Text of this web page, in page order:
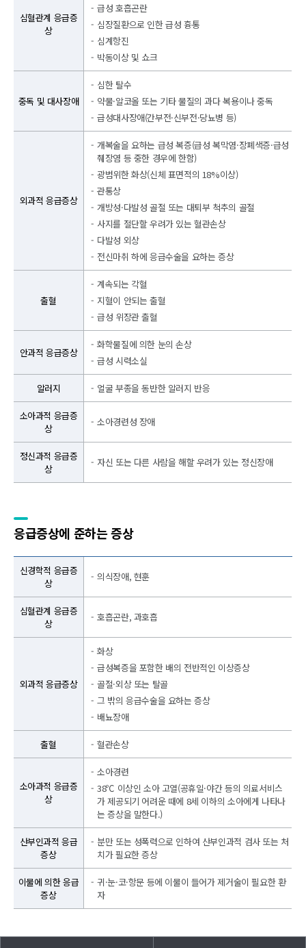
심혈관계 응급증
상
급성 호흡곤란
심장질환으로 인한 급성 흉통
심계항진
박동이상 및 쇼크
중독 및 대사장애
심한 탈수
약물·알코올 또는 기타 물질의 과다 복용이나 중독
급성대사장애(간부전·신부전·당뇨병 등)
외과적 응급증상
개복술을 요하는 급성 복증(급성 복막염·장폐색증·급성
췌장염 등 중한 경우에 한함)
광범위한 화상(신체 표면적의 18%이상)
관통상
개방성·다발성 골절 또는 대퇴부 척추의 골절
사지를 절단할 우려가 있는 혈관손상
다발성 외상
전신마취 하에 응급수술을 요하는 증상
출혈
계속되는 각혈
지혈이 안되는 출혈
급성 위장관 출혈
안과적 응급증상
화학물질에 의한 눈의 손상
급성 시력소실
알러지 얼굴 부종을 동반한 알러지 반응
소아과적 응급증
상
소아경련성 장애
정신과적 응급증
상
자신 또는 다른 사람을 해할 우려가 있는 정신장애
응급증상에 준하는 증상
신경학적 응급증
상
의식장애, 현훈
심혈관계 응급증
상
호흡곤란, 과호흡
외과적 응급증상
화상
급성복증을 포함한 배의 전반적인 이상증상
골절·외상 또는 탈골
그 밖의 응급수술을 요하는 증상
배뇨장애
출혈 혈관손상
소아과적 응급증
상
소아경련
38℃ 이상인 소아 고열(공휴일·야간 등의 의료서비스
가 제공되기 어려운 때에 8세 이하의 소아에게 나타나
는 증상을 말한다.)
산부인과적 응급
증상
분만 또는 성폭력으로 인하여 산부인과적 검사 또는 처
치가 필요한 증상
이물에 의한 응급
증상
귀·눈·코·항문 등에 이물이 들어가 제거술이 필요한 환
자